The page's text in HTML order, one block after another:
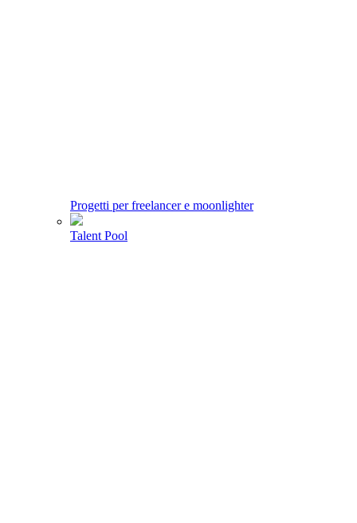
Progetti per freelancer e moonlighter
Talent Pool